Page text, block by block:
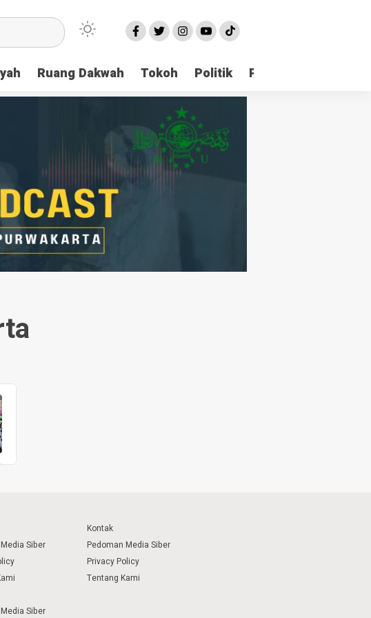
Ruang Dakwah Tokoh Politik Pondok Pesantren
Siber
Kontak
Pedoman Media Siber
Privacy Policy
Tentang Kami
Siber